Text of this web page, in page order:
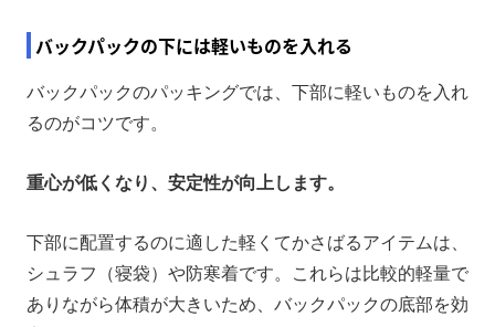
バックパックの下には軽いものを入れる
バックパックのパッキングでは、下部に軽いものを入れ
るのがコツです。
重心が低くなり、安定性が向上します。
下部に配置するのに適した軽くてかさばるアイテムは、
シュラフ（寝袋）や防寒着です。これらは比較的軽量で
ありながら体積が大きいため、バックパックの底部を効